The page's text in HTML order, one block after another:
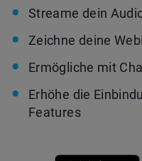
Streame dein
Zeichne deine
Ermögliche mit
Erhöhe die
Features